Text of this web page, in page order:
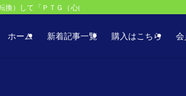
して「ＰＴＧ（心的外傷後成長）」を目指せ！トラ
ホーム 新着記事一覧 購入はこちら